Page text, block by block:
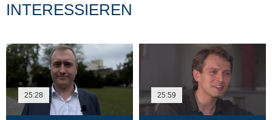
INTERESSIEREN
25:28 25:59